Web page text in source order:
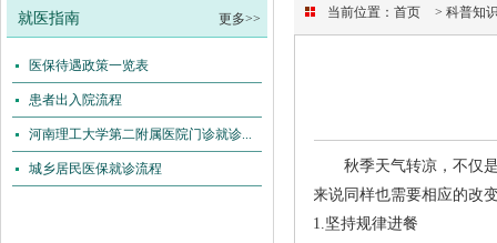
更多>>
就医指南
医保待遇政策一览表
患者出入院流程
河南理工大学第二附属医院门诊就诊...
城乡居民医保就诊流程
当前位置： 首页 > 科普知
秋季天气转凉，不仅
来说同样也需要相应的改
1.坚持规律进餐